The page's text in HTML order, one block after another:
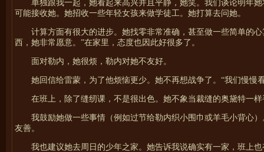
单独跟我一起，她看起来高兴并且平静，她笑。我们谈论明年
可能接收她。她招收一些年轻女孩来做学徒工。她打算去问她。
计算方面有很大的进步。她找零非常准确，甚至做一些简单的
西，她非常愿意。”在家里，态度也因此好很多了。
面对勒内，她很烦，勒内对她不友好。
她回信给雷蒙，为了他烦恼更少。她不再想战争了。“我们慢慢
在班上，除了缝纫课，不是很出色。她不象当裁缝的奥黛特一
我鼓励她做一些事情（例如过节给勒内织小围巾或羊毛小背心
友善。
我也建议她去周日的少年之家。她告诉我说确实有一家，班上